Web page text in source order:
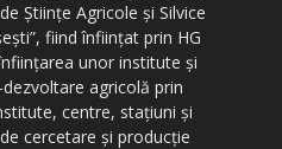
Științe Agricole și Silvice
fiind înființat prin HG
unor institute și
agricolă prin
centre, stațiuni și
cercetare și producție